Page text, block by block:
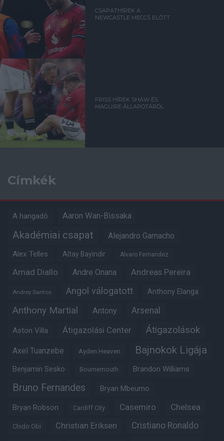
CSAPATHÍREK A
NEWCASTLE MECCS ELŐTT
FRISS HÍREK SHAW ÉS
MAGUIRE ÁLLAPOTÁRÓL
Címkék
A hangadó Aaron Wan-Bissaka
Akadémiai csapat Alejandro Garnacho
Alex Telles Altay Bayindir Alvaro Fernandez
Amad Diallo Andre Onana Andreas Pereira
Andrey Santos Angol válogatott Anthony Elanga
Anthony Martial Antony Arsenal
Aston Villa Átigazolási Center Átigazolások
Axel Tuanzebe Ayden Heaven Bajnokok Ligája
Benjamin Sesko Bournemouth Brandon Williams
Bruno Fernandes Bryan Mbeumo
Bryan Robson Cardiff City Casemiro Chelsea
Chido Obi Christian Eriksen Cristiano Ronaldo